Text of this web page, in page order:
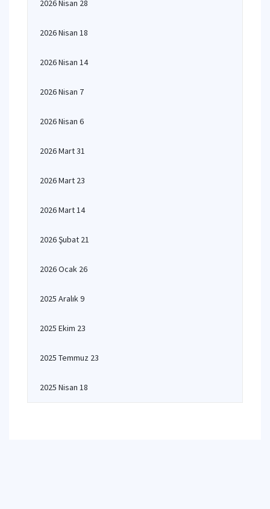
2026 Nisan 28
2026 Nisan 18
2026 Nisan 14
2026 Nisan 7
2026 Nisan 6
2026 Mart 31
2026 Mart 23
2026 Mart 14
2026 Şubat 21
2026 Ocak 26
2025 Aralık 9
2025 Ekim 23
2025 Temmuz 23
2025 Nisan 18